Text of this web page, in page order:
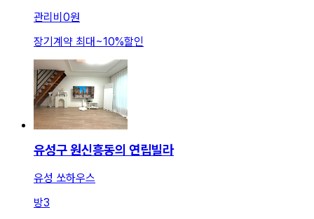
관리비 0원
장기계약 최대~10%할인
유성구 원신흥동의 연립빌라
유성 쏘하우스
방3